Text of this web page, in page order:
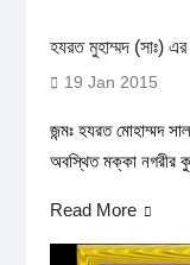
হযরত মুহাম্মদ (সাঃ) এর
19 Jan 2015
জন্মঃ হযরত মোহাম্মদ
অবস্থিত মক্কা নগরীর
Read More